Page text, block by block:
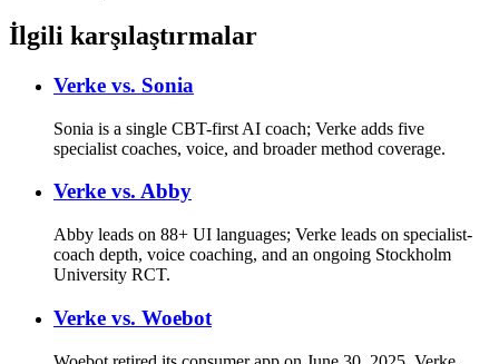
İlgili karşılaştırmalar
Verke vs. Sonia
Sonia is a single CBT-first AI coach; Verke adds five
specialist coaches, voice, and broader method coverage.
Verke vs. Abby
Abby leads on 88+ UI languages; Verke leads on specialist-
coach depth, voice coaching, and an ongoing Stockholm
University RCT.
Verke vs. Woebot